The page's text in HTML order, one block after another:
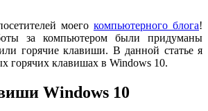
моего компьютерного блога!
за компьютером были придуманы
горячие клавиши. В данной статье я
горячих клавишах в Windows 10.
Windows 10